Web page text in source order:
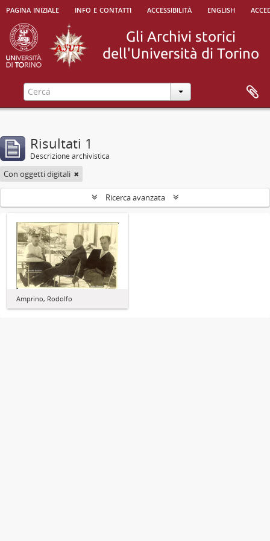
pagina iniziale info e contatti accessibilità english
Risultati 1
Descrizione archivistica
Con oggetti digitali
Ricerca avanzata
Amprino, Rodolfo